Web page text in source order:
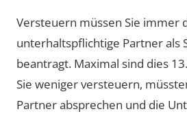
Versteuern müssen Sie immer
unterhaltspflichtige Partner als
beantragt. Maximal sind dies
Sie weniger versteuern,
Partner absprechen und die